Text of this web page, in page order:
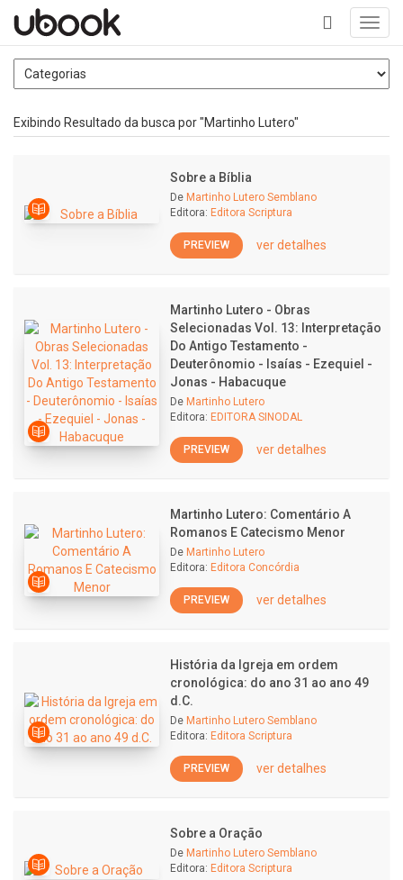
+
Exibindo Resultado da busca por "Martinho Lutero"
Sobre a Bíblia
De Martinho Lutero Semblano
Editora: Editora Scriptura
PREVIEW ver detalhes
Martinho Lutero - Obras
Selecionadas Vol. 13: Interpretação
Do Antigo Testamento -
Deuterônomio - Isaías - Ezequiel -
Jonas - Habacuque
De Martinho Lutero
Editora: EDITORA SINODAL
PREVIEW ver detalhes
Martinho Lutero: Comentário A
Romanos E Catecismo Menor
De Martinho Lutero
Editora: Editora Concórdia
PREVIEW ver detalhes
História da Igreja em ordem
cronológica: do ano 31 ao ano 49
d.C.
De Martinho Lutero Semblano
Editora: Editora Scriptura
PREVIEW ver detalhes
Sobre a Oração
De Martinho Lutero Semblano
Editora: Editora Scriptura